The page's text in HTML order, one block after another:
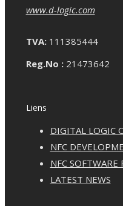
www.d-logic.com
TVA:111385444
Reg.No :21473642
Liens
DIGITAL LOGIC
NFC
NFC SOFTWARE
LATEST NEWS